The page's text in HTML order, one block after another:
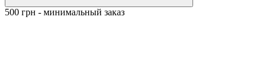
500 грн - минимальный заказ